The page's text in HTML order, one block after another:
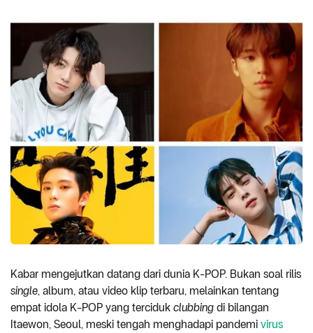
Kabar mengejutkan datang dari dunia K-POP. Bukan soal rilis
single, album, atau video klip terbaru, melainkan tentang
empat idola K-POP yang terciduk clubbing di bilangan
Itaewon, Seoul, meski tengah menghadapi pandemi virus